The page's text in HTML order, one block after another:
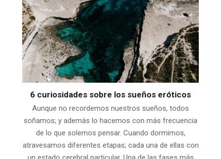
6 curiosidades sobre los sueños eróticos
Aunque no recordemos nuestros sueños, todos
soñamos; y además lo hacemos con más frecuencia
de lo que solemos pensar. Cuando dormimos,
atravesamos diferentes etapas; cada una de ellas con